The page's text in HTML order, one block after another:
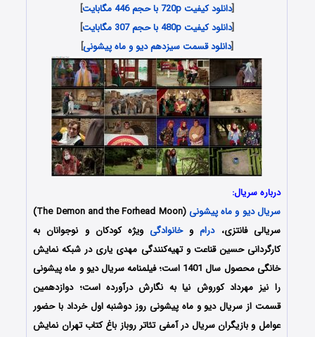
[دانلود کیفیت 720p با حجم 446 مگابایت
]
[دانلود کیفیت 480p با حجم 307 مگابایت
]
[دانلود قسمت سیزدهم دیو و ماه پیشونی]
درباره سریال:
سریال دیو و ماه پیشونی
(The Demon and the Forhead Moon)
سریالی فانتزی،دراموخانوادگیویژه کودکان و نوجوانان به
کارگردانی حسین قناعت و تهیه‌کنندگی مهدی یاری در شبکه نمایش
خانگی محصول سال 1401 است؛ فیلمنامه سریال دیو و ماه پیشونی
را نیزمهرداد کوروش نیا به نگارش درآورده‌‌ است؛ دوازدهمین
قسمت از سریال دیو و ماه پیشونی روز دوشنبه اول خرداد با حضور
عوامل و بازیگران سریال در آمفی تئاتر روباز باغ کتاب تهران نمایش